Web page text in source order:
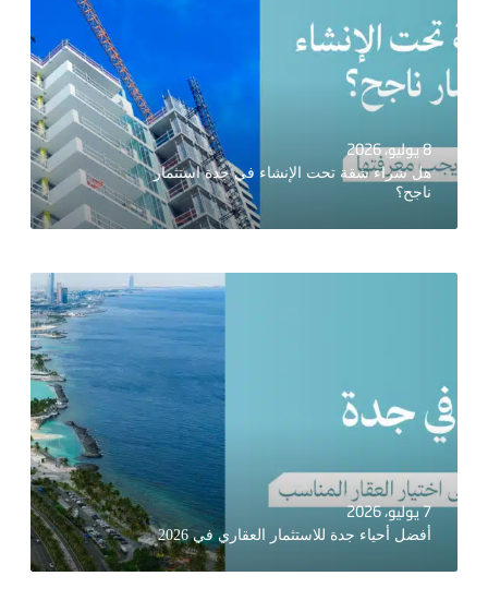
8 يوليو، 2026
هل شراء شقة تحت الإنشاء في جدة استثمار
ناجح؟
7 يوليو، 2026
أفضل أحياء جدة للاستثمار العقاري في 2026